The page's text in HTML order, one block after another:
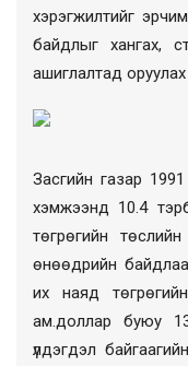
хэрэгжилтийг
байдлыг хангах,
ашиглалтад
Засгийн газар
хэмжээнд 10.4
төгрөгийн
өнөөдрийн
их наяд
ам.доллар буюу
үлдэгдэл